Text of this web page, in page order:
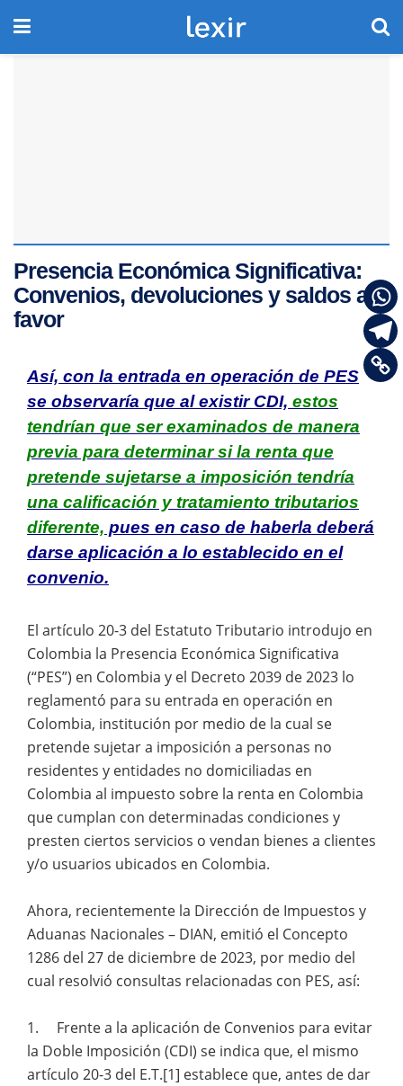
Presencia Económica Significativa:
Convenios, devoluciones y saldos a
favor
Así, con la entrada en operación de PES
se observaría que al existir CDI, estos
tendrían que ser examinados de manera
previa para determinar si la renta que
pretende sujetarse a imposición tendría
una calificación y tratamiento tributarios
diferente, pues en caso de haberla deberá
darse aplicación a lo establecido en el
convenio.
El artículo 20-3 del Estatuto Tributario introdujo en
Colombia la Presencia Económica Significativa
(“PES”) en Colombia y el Decreto 2039 de 2023 lo
reglamentó para su entrada en operación en
Colombia, institución por medio de la cual se
pretende sujetar a imposición a personas no
residentes y entidades no domiciliadas en
Colombia al impuesto sobre la renta en Colombia
que cumplan con determinadas condiciones y
presten ciertos servicios o vendan bienes a clientes
y/o usuarios ubicados en Colombia.
Ahora, recientemente la Dirección de Impuestos y
Aduanas Nacionales – DIAN, emitió el Concepto
1286 del 27 de diciembre de 2023, por medio del
cual resolvió consultas relacionadas con PES, así:
1. Frente a la aplicación de Convenios para evitar
la Doble Imposición (CDI) se indica que, el mismo
artículo 20-3 del E.T.[1] establece que, antes de dar